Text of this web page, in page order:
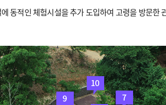
동적인 체험시설을 추가 도입하여 고령을 방문한